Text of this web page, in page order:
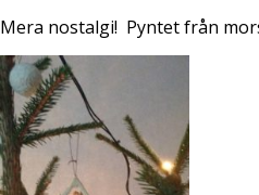
Mera nostalgi! Pyntet från